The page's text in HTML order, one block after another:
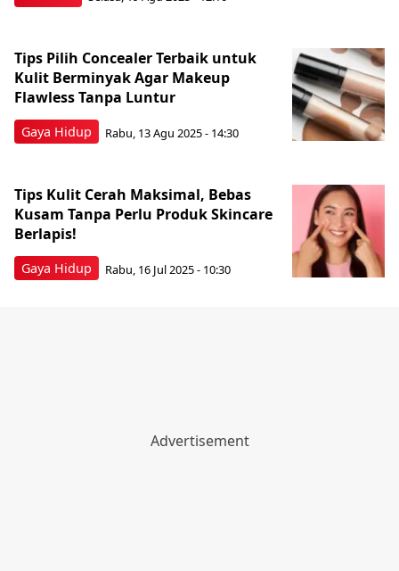
Gaya Hidup
Tips Pilih Concealer Terbaik untuk
Kulit Berminyak Agar Makeup
Flawless Tanpa Luntur
Rabu, 13 Agu 2025 - 14:30
Gaya Hidup
Tips Kulit Cerah Maksimal, Bebas
Kusam Tanpa Perlu Produk Skincare
Berlapis!
Rabu, 16 Jul 2025 - 10:30